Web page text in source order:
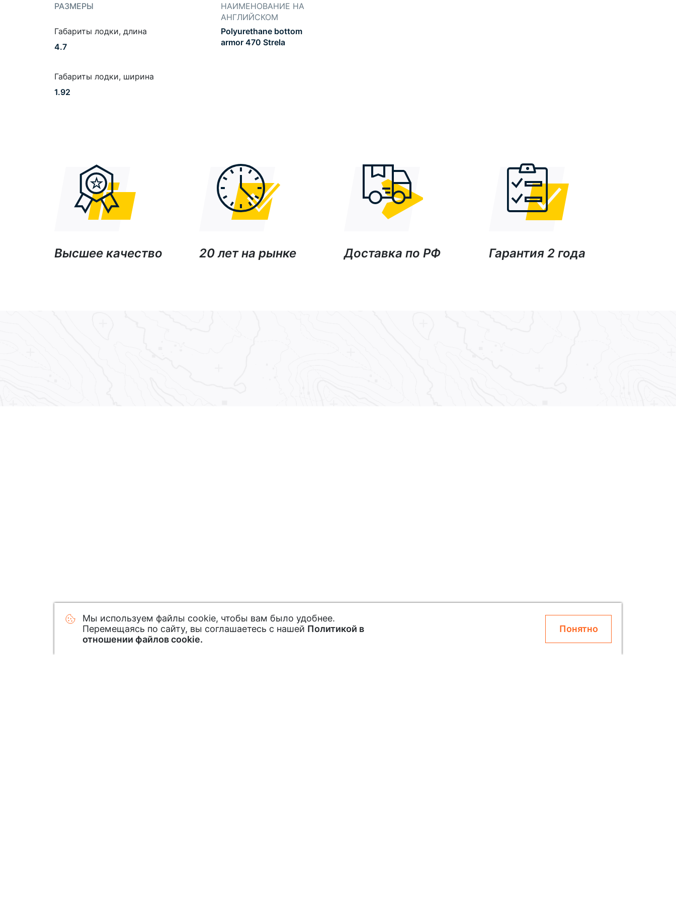
РАЗМЕРЫ
Габариты лодки, длина
4.7
Габариты лодки, ширина
1.92
НАИМЕНОВАНИЕ НА
АНГЛИЙСКОМ
Polyurethane bottom
armor 470 Strela
Высшее качество 20 лет на рынке Доставка по РФ Гарантия 2 года
Мы используем файлы cookie, чтобы вам было удобнее.
Перемещаясь по сайту, вы соглашаетесь с нашей Политикой в
отношении файлов cookie.
Понятно